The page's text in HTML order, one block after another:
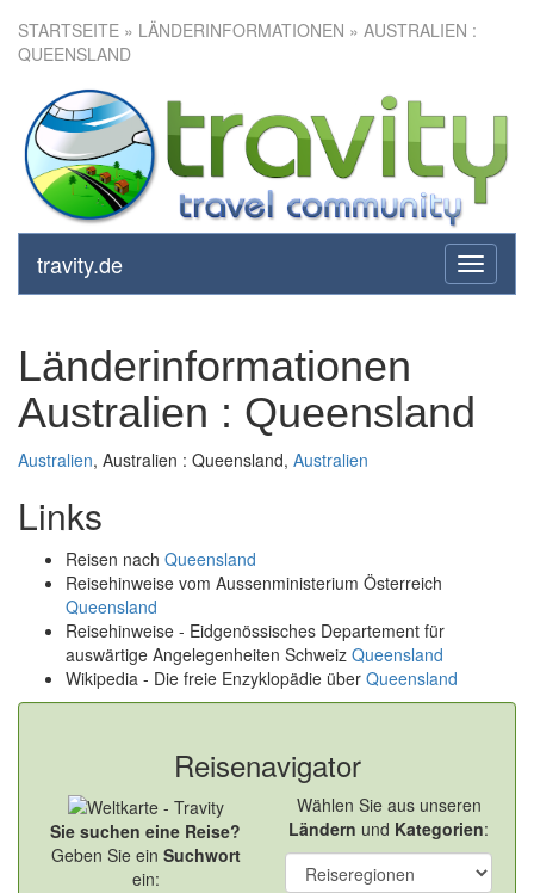
STARTSEITE » LÄNDERINFORMATIONEN » AUSTRALIEN :
QUEENSLAND
toggle
travity.de
Länderinformationen
Australien : Queensland
Australien, Australien : Queensland, Australien
Links
Reisen nach Queensland
Reisehinweise vom Aussenministerium Österreich
Queensland
Reisehinweise - Eidgenössisches Departement für
auswärtige Angelegenheiten Schweiz Queensland
Wikipedia - Die freie Enzyklopädie über Queensland
Reisenavigator
Sie suchen eine Reise?
Geben Sie ein Suchwort
ein:
Wählen Sie aus unseren
Ländern und Kategorien: